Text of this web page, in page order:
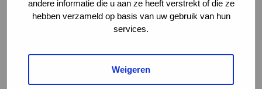
andere informatie die u aan ze heeft verstrekt of die ze
hebben verzameld op basis van uw gebruik van hun
services.
Weigeren